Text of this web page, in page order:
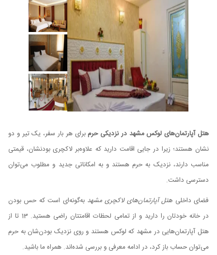
هتل آپارتمان‌های لوکس مشهد در نزدیکی حرمبرای هر بار سفر، یک تیر و دو
نشان هستند؛ زیرا در جایی اقامت دارید که علاوه‌بر لاکچری بودنشان، قیمتی
مناسب دارند، نزدیک به حرم هستند و به امکاناتی جدید و مطلوب می‌توان
دسترسی داشت.
فضای داخلی هتل آپارتمان‌های لاکچری مشهدبه‌گونه‌ای است که حس بودن
در خانه خودتان را دارید و از تمامی لحظات اقامتتان راضی هستید. 13 تا از
هتل آپارتمان‌هایی در مشهد که لوکس هستند و روی نزدیک بودن‌شان به حرم
می‌توان حساب باز کرد، در ادامه معرفی و بررسی شده‌اند. همراه ما باشید.